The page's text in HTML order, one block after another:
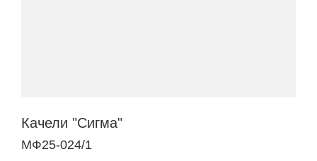
Качели "Сигма"
МФ25-024/1